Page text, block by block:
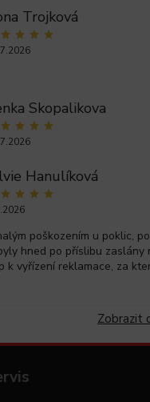
Trojková
Skopalikova
Hanulíková
poškozením u poklic,
hned po příslibu zaslány
k vyřízení reklamace, za
Zobrazit